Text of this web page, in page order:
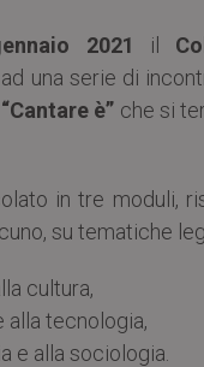
2021 il
una serie di
“Cantare è” che si
in tre moduli,
su tematiche
cultura,
alla tecnologia,
e alla sociologia.